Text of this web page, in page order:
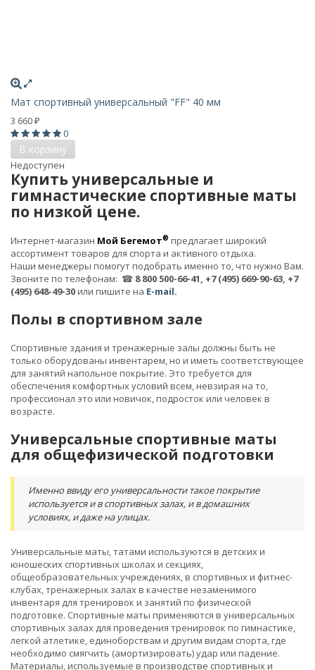
Мат спортивный универсальный "FF" 40 мм
3 660 ₽
0
В корзину
Недоступен
Купить универсальные и
гимнастические спортивные маты
по низкой цене.
Интернет-магазин Мой Бегемот® предлагает широкий
ассортимент товаров для спорта и активного отдыха.
Наши менеджеры помогут подобрать именно то, что нужно Вам.
Звоните по телефонам: ☎ 8 800 500-66-41, +7 (495) 669-90-63, +7
(495) 648-49-30или пишите на E-mail.
Полы в спортивном зале
Спортивные здания и тренажерные залы должны быть не
только оборудованы инвентарем, но и иметь соответствующее
для занятий напольное покрытие. Это требуется для
обеспечения комфортных условий всем, невзирая на то,
профессионал это или новичок, подросток или человек в
возрасте.
Универсальные спортивные маты
для общефизической подготовки
Именно ввиду его универсальности такое покрытие
используется и в спортивных залах, и в домашних
условиях, и даже на улицах.
Универсальные маты, татами используются в детских и
юношеских спортивных школах и секциях,
общеобразовательных учреждениях, в спортивных и фитнес-
клубах, тренажерных залах в качестве незаменимого
инвентаря для тренировок и занятий по физической
подготовке. Спортивные маты применяются в универсальных
спортивных залах для проведения тренировок по гимнастике,
легкой атлетике, единоборствам и другим видам спорта, где
необходимо смягчить (амортизировать) удар или падение.
Материалы, используемые в производстве спортивных и